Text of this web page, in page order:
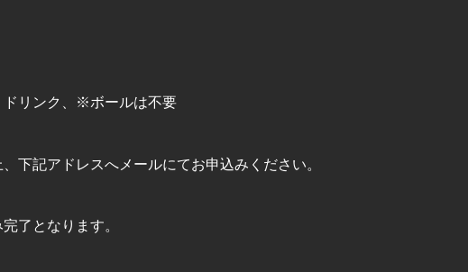
ドリンク、※ボールは不要
下記アドレスへメールにてお申込みください。
了となります。